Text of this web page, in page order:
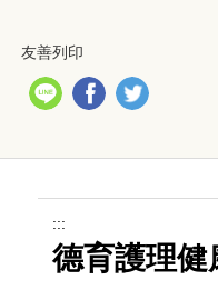
友善列印
:::
德育護理健